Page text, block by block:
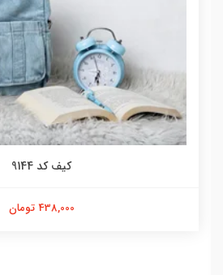
کیف کد 9144
438,000 تومان